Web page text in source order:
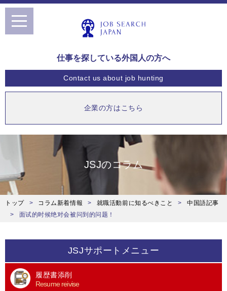
仕事を探している外国人の方へ
Contact usabout job hunting
企業の方はこちら
JSJのコラム
トップ コラム新着情報 就職活動前に知るべきこと
中国語記事
面试的时候绝对会被问到的问题！
toggle
navigation
JSJサポートメニュー
履歴書添削
Resume reivise